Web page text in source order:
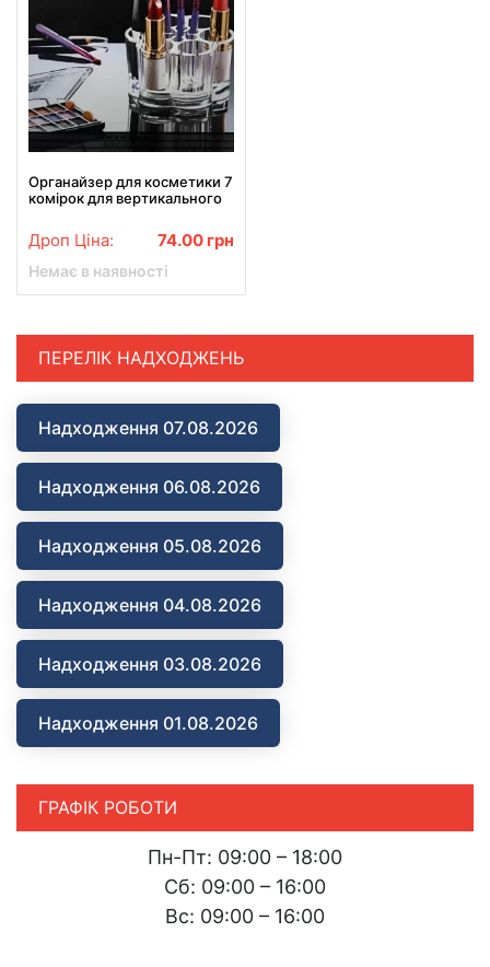
Органайзер для косметики 7
комірок для вертикального
Дроп Ціна: 74.00 грн
Немає в наявності
ПЕРЕЛІК НАДХОДЖЕНЬ
Надходження 07.08.2026
Надходження 06.08.2026
Надходження 05.08.2026
Надходження 04.08.2026
Надходження 03.08.2026
Надходження 01.08.2026
ГРАФІК РОБОТИ
Пн-Пт: 09:00 – 18:00
Сб: 09:00 – 16:00
Вс: 09:00 – 16:00